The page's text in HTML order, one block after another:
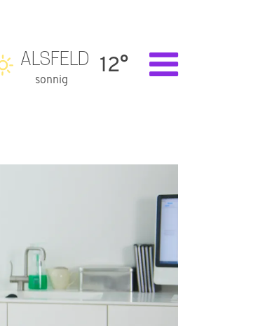
ALSFELD
sonnig
12°